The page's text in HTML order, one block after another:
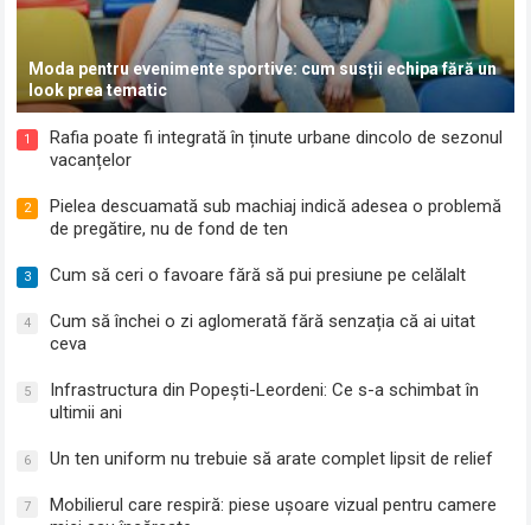
Moda pentru evenimente sportive: cum susții echipa fără un
look prea tematic
1
Rafia poate fi integrată în ținute urbane dincolo de sezonul
vacanțelor
2
Pielea descuamată sub machiaj indică adesea o problemă
de pregătire, nu de fond de ten
3 Cum să ceri o favoare fără să pui presiune pe celălalt
4
Cum să închei o zi aglomerată fără senzația că ai uitat
ceva
5
Infrastructura din Popești-Leordeni: Ce s-a schimbat în
ultimii ani
6 Un ten uniform nu trebuie să arate complet lipsit de relief
7
Mobilierul care respiră: piese ușoare vizual pentru camere